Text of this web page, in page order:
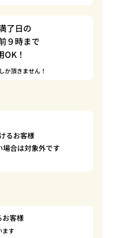
了日の
９時まで
OK！
か頂きません！
るお客様
場合は対象外です
お客様
ます